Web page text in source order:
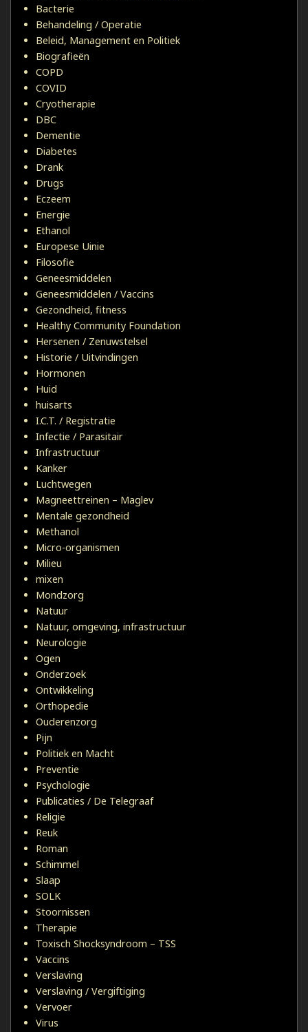
Bacterie
Behandeling / Operatie
Beleid, Management en Politiek
Biografieën
COPD
COVID
Cryotherapie
DBC
Dementie
Diabetes
Drank
Drugs
Eczeem
Energie
Ethanol
Europese Uinie
Filosofie
Geneesmiddelen
Geneesmiddelen / Vaccins
Gezondheid, fitness
Healthy Community Foundation
Hersenen / Zenuwstelsel
Historie / Uitvindingen
Hormonen
Huid
huisarts
I.C.T. / Registratie
Infectie / Parasitair
Infrastructuur
Kanker
Luchtwegen
Magneettreinen – Maglev
Mentale gezondheid
Methanol
Micro-organismen
Milieu
mixen
Mondzorg
Natuur
Natuur, omgeving, infrastructuur
Neurologie
Ogen
Onderzoek
Ontwikkeling
Orthopedie
Ouderenzorg
Pijn
Politiek en Macht
Preventie
Psychologie
Publicaties / De Telegraaf
Religie
Reuk
Roman
Schimmel
Slaap
SOLK
Stoornissen
Therapie
Toxisch Shocksyndroom – TSS
Vaccins
Verslaving
Verslaving / Vergiftiging
Vervoer
Virus